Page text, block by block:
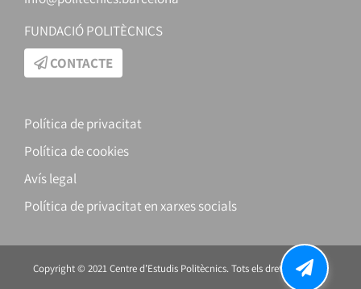
FUNDACIÓ POLITÈCNICS
CONTACTE
Política de privacitat
Política de cookies
Avís legal
Política de privacitat en xarxes socials
Copyright © 2021 Centre d’Estudis Politècnics. Tots els drets reservats.